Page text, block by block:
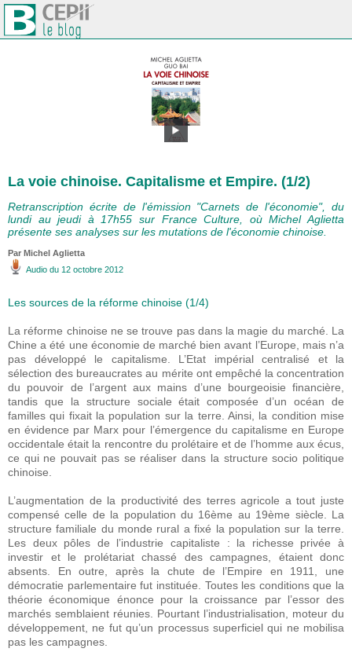
La voie chinoise. Capitalisme et Empire. (1/2)
Retranscription écrite de l'émission "Carnets de l'économie", du
lundi au jeudi à 17h55 sur France Culture, où Michel Aglietta
présente ses analyses sur les mutations de l'économie chinoise.
Par Michel Aglietta
Audio du 12 octobre 2012
Les sources de la réforme chinoise (1/4)
La réforme chinoise ne se trouve pas dans la magie du marché. La
Chine a été une économie de marché bien avant l’Europe, mais n’a
pas développé le capitalisme. L’Etat impérial centralisé et la
sélection des bureaucrates au mérite ont empêché la concentration
du pouvoir de l’argent aux mains d’une bourgeoisie financière,
tandis que la structure sociale était composée d’un océan de
familles qui fixait la population sur la terre. Ainsi, la condition mise
en évidence par Marx pour l’émergence du capitalisme en Europe
occidentale était la rencontre du prolétaire et de l’homme aux écus,
ce qui ne pouvait pas se réaliser dans la structure socio politique
chinoise.
L’augmentation de la productivité des terres agricole a tout juste
compensé celle de la population du 16ème au 19ème siècle. La
structure familiale du monde rural a fixé la population sur la terre.
Les deux pôles de l’industrie capitaliste : la richesse privée à
investir et le prolétariat chassé des campagnes, étaient donc
absents. En outre, après la chute de l’Empire en 1911, une
démocratie parlementaire fut instituée. Toutes les conditions que la
théorie économique énonce pour la croissance par l’essor des
marchés semblaient réunies. Pourtant l’industrialisation, moteur du
développement, ne fut qu’un processus superficiel qui ne mobilisa
pas les campagnes.